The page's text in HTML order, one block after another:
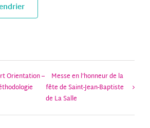
Orientation –
Messe en l’honneur de la
fête de Saint-Jean-Baptiste
de La Salle